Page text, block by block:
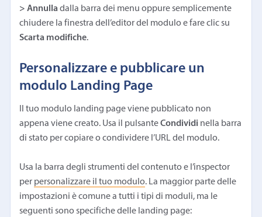
> Annulladalla barra dei menu oppure semplicemente
chiudere la finestra dell’editor del modulo e fare clic su
Scarta modifiche.
Personalizzare e pubblicare un
modulo Landing Page
Il tuo modulo landing page viene pubblicato non
appena viene creato. Usa il pulsanteCondividi nella barra
di stato per copiare o condividere l’URL del modulo.
Usa la barra degli strumenti del contenuto e l’inspector
per personalizzare il tuo modulo. La maggior parte delle
impostazioni è comune a tutti i tipi di moduli, ma le
seguenti sono specifiche delle landing page: